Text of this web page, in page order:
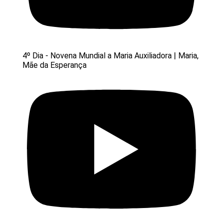
4º Dia - Novena Mundial a Maria Auxiliadora | Maria,
Mãe da Esperança